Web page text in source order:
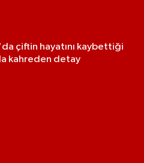
çiftin hayatını kaybettiği
kahreden detay